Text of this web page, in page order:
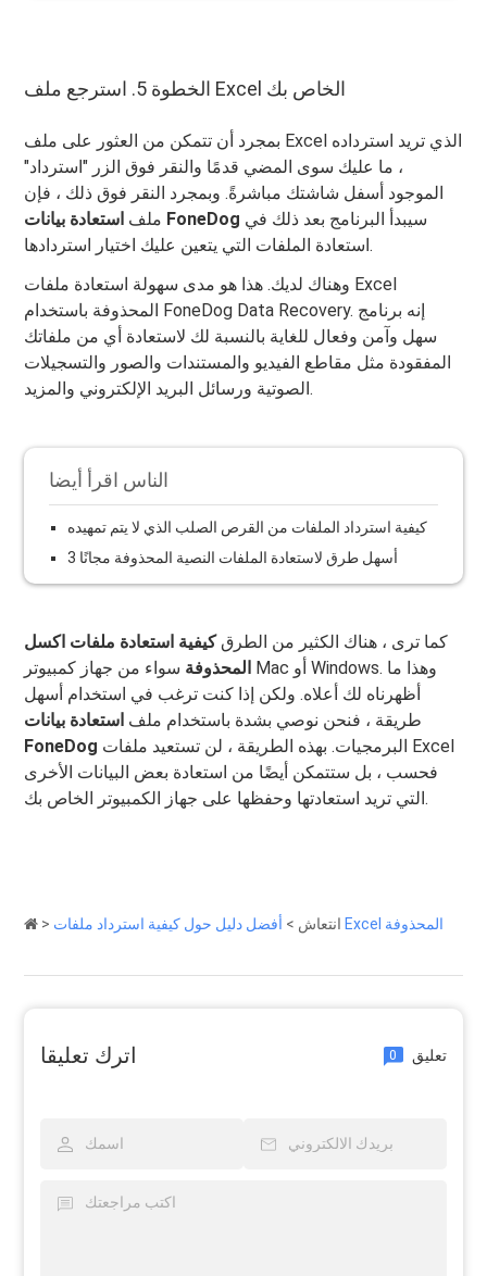
الخطوة 5. استرجع ملف Excel الخاص بك
بمجرد أن تتمكن من العثور على ملف Excel الذي تريد استرداده
، ما عليك سوى المضي قدمًا والنقر فوق الزر "استرداد"
الموجود أسفل شاشتك مباشرةً. وبمجرد النقر فوق ذلك ، فإن
ملف استعادة بيانات FoneDog
استعادة الملفات التي يتعين عليك اختيار استردادها.
وهناك لديك. هذا هو مدى سهولة استعادة ملفات Excel
المحذوفة باستخدام FoneDog Data Recovery. إنه برنامج
سهل وآمن وفعال للغاية بالنسبة لك لاستعادة أي من ملفاتك
المفقودة مثل مقاطع الفيديو والمستندات والصور والتسجيلات
الصوتية ورسائل البريد الإلكتروني والمزيد.
الناس اقرأ أيضا
كيفية استرداد الملفات من القرص الصلب الذي لا يتم تمهيده
3 أسهل طرق لاستعادة الملفات النصية المحذوفة مجانًا
كما ترى ، هناك الكثير من الطرقكيفية استعادة ملفات اكسل
المحذوفة سواء من جهاز كمبيوتر Mac أو Windows. وهذا ما
أظهرناه لك أعلاه. ولكن إذا كنت ترغب في استخدام أسهل
طريقة ، فنحن نوصي بشدة باستخدام ملف استعادة بيانات
FoneDog
فحسب ، بل ستتمكن أيضًا من استعادة بعض البيانات الأخرى
التي تريد استعادتها وحفظها على جهاز الكمبيوتر الخاص بك.
> انتعاش > أفضل دليل حول كيفية استرداد ملفات Excel المحذوفة
اترك تعليقا 0 تعليق